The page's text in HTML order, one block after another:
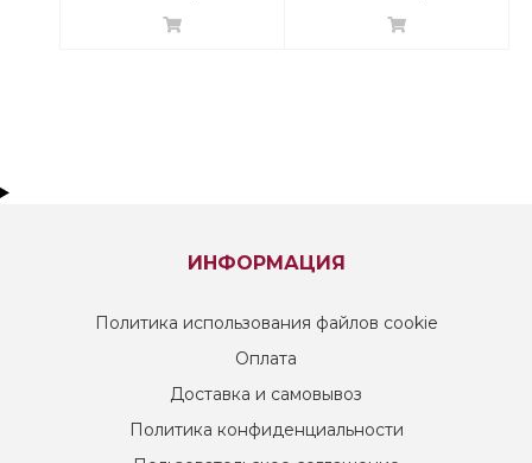
ИНФОРМАЦИЯ
Политика использования файлов cookie
Оплата
Доставка и самовывоз
Политика конфиденциальности